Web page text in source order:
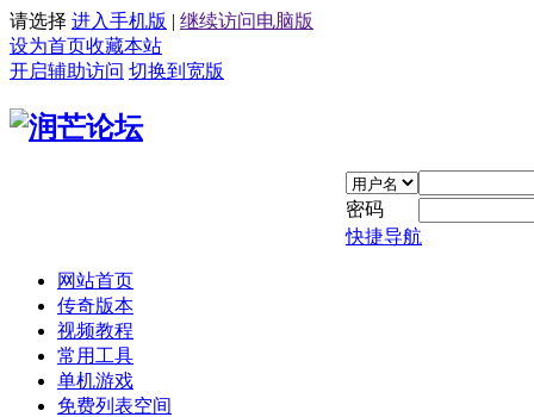
请选择 进入手机版 | 继续访问电脑版
设为首页收藏本站
开启辅助访问 切换到宽版
密码
快捷导航
网站首页
传奇版本
视频教程
常用工具
单机游戏
免费列表空间